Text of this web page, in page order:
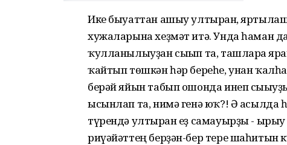
Ике быуаттан ашыу ултырған,
хужаларына хеҙмәт итә. Унда һаман
ҡулланылыуҙан сығып та, ташларға
ҡайтып төшкән һәр береһе, унан
берәй яйын табып ошонда инеп
ысынлап та, нимә генә юҡ?! Ә асылда
түрендә ултырған еҙ самауырҙы -
риүәйәттең берҙән-бер тере шаһитын